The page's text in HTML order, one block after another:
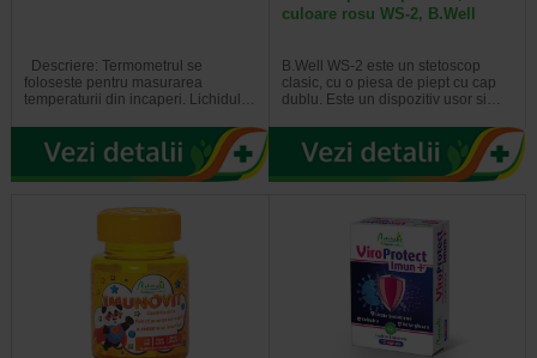
Descriere: Termometrul se
foloseste pentru masurarea
temperaturii din incaperi. Lichidul…
culoare rosu WS-2, B.Well
B.Well WS-2 este un stetoscop
clasic, cu o piesa de piept cu cap
dublu. Este un dispozitiv usor si…